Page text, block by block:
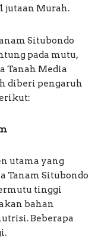
jutaan Murah.
Situbondo
pada mutu,
Tanah Media
diberi pengaruh
utama yang
Tanam Situbondo
tinggi
bahan
Beberapa